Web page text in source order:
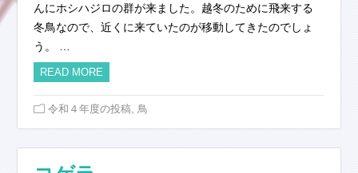
んにホシハジロの群が来ました。越冬のために飛来する
冬鳥なので、近くに来ていたのが移動してきたのでしょ
う。 …
READ MORE
令和４年度の投稿 鳥